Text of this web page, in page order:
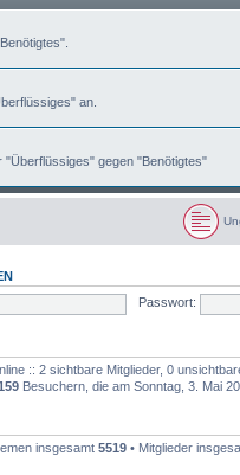
an.
"Überflüssiges" gegen "Benötigtes"
U
e
l
e
e
B
e
g
Passwort:
:: 2 sichtbare Mitglieder, 0
Besuchern, die am Sonntag, 3. Mai
insgesamt 5519 • Mitglieder